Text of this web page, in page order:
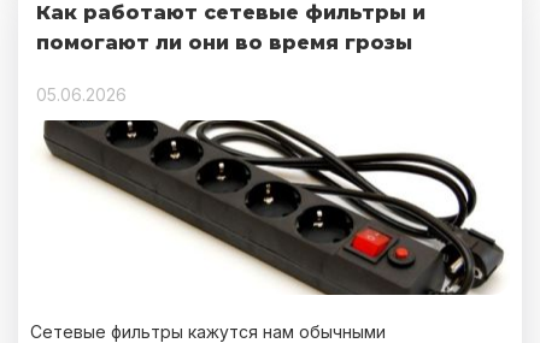
Как работают сетевые фильтры и
помогают ли они во время грозы
05.06.2026
Сетевые фильтры кажутся нам обычными